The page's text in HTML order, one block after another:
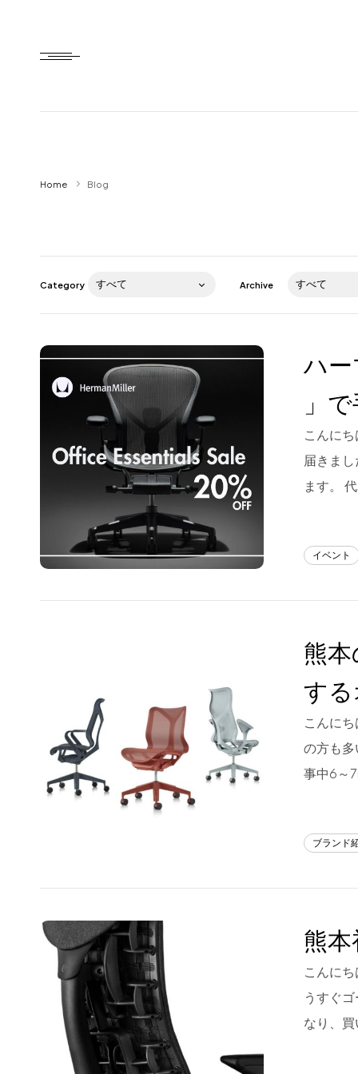
HTD style
Item
Brand
Blog
About us
for Business
フラッグシップストア
0965-52-0323
熊本店
096-274-8175
Arv
0965-45-9282
Home Blog
Category Archive
ハ
」
こんに
届きま
ます。
イベント
熊
す
こんに
の方も
事中6～
ブランド
熊
こんに
うすぐ
なり、